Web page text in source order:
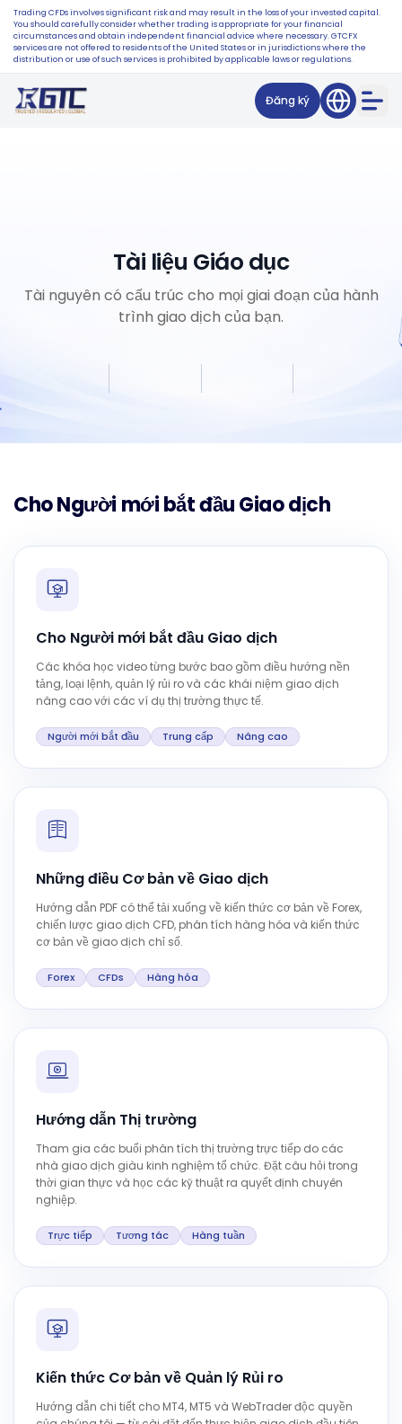
Trading CFDs involves significant risk and may result in the loss of your invested capital.
You should carefully consider whether trading is appropriate for your financial
circumstances and obtain independent financial advice where necessary. GTCFX
services are not offered to residents of the United States or in jurisdictions where the
distribution or use of such services is prohibited by applicable laws or regulations.
Đăng ký
Tài liệu Giáo dục
Tài nguyên có cấu trúc cho mọi giai đoạn của hành
trình giao dịch của bạn.
Cho Người mới bắt đầu Giao dịch
Cho Người mới bắt đầu Giao dịch
Các khóa học video từng bước bao gồm điều hướng nền
tảng, loại lệnh, quản lý rủi ro và các khái niệm giao dịch
nâng cao với các ví dụ thị trường thực tế.
Người mới bắt đầu Trung cấp Nâng cao
Những điều Cơ bản về Giao dịch
Hướng dẫn PDF có thể tải xuống về kiến thức cơ bản về Forex,
chiến lược giao dịch CFD, phân tích hàng hóa và kiến thức
cơ bản về giao dịch chỉ số.
Forex CFDs Hàng hóa
Hướng dẫn Thị trường
Tham gia các buổi phân tích thị trường trực tiếp do các
nhà giao dịch giàu kinh nghiệm tổ chức. Đặt câu hỏi trong
thời gian thực và học các kỹ thuật ra quyết định chuyên
nghiệp.
Trực tiếp Tương tác Hàng tuần
Kiến thức Cơ bản về Quản lý Rủi ro
Hướng dẫn chi tiết cho MT4, MT5 và WebTrader độc quyền